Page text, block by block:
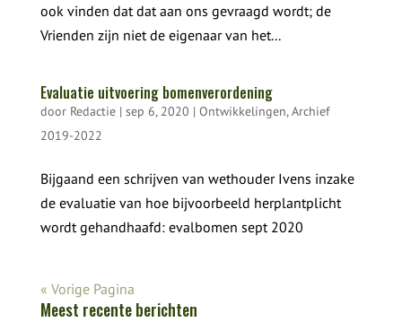
ook vinden dat dat aan ons gevraagd wordt; de
Vrienden zijn niet de eigenaar van het...
Evaluatie uitvoering bomenverordening
door Redactie| sep 6, 2020 | Ontwikkelingen,Archief
2019-2022
Bijgaand een schrijven van wethouder Ivens inzake
de evaluatie van hoe bijvoorbeeld herplantplicht
wordt gehandhaafd: evalbomen sept 2020
« Vorige Pagina
Meest recente berichten